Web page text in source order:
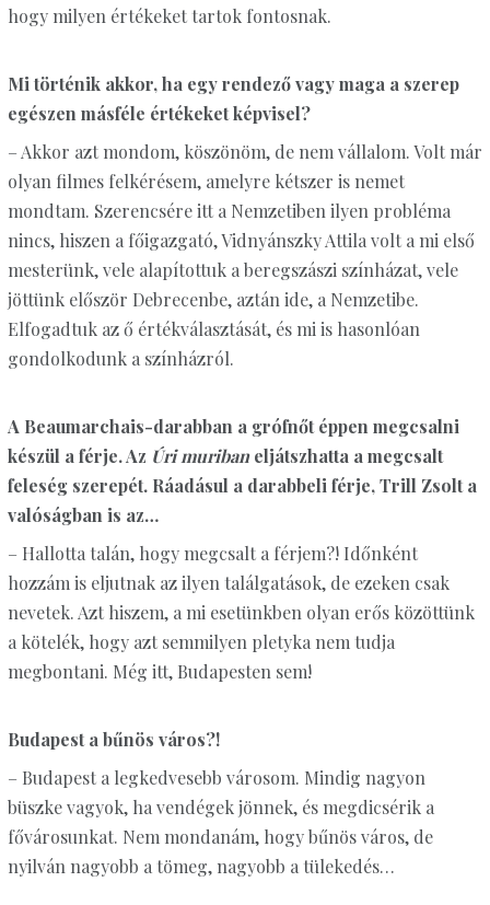
hogy milyen értékeket tartok fontosnak.
Mi történik akkor, ha egy rendező vagy maga a szerep
egészen másféle értékeket képvisel?
– Akkor azt mondom, köszönöm, de nem vállalom. Volt már
olyan filmes felkérésem, amelyre kétszer is nemet
mondtam. Szerencsére itt a Nemzetiben ilyen probléma
nincs, hiszen a főigazgató, Vidnyánszky Attila volt a mi első
mesterünk, vele alapítottuk a beregszászi színházat, vele
jöttünk először Debrecenbe, aztán ide, a Nemzetibe.
Elfogadtuk az ő értékválasztását, és mi is hasonlóan
gondolkodunk a színházról.
A Beaumarchais-darabban a grófnőt éppen megcsalni
készül a férje. Az Úri muribaneljátszhatta a megcsalt
feleség szerepét. Ráadásul a darabbeli férje, Trill Zsolt a
valóságban is az…
– Hallotta talán, hogy megcsalt a férjem?! Időnként
hozzám is eljutnak az ilyen találgatások, de ezeken csak
nevetek. Azt hiszem, a mi esetünkben olyan erős közöttünk
a kötelék, hogy azt semmilyen pletyka nem tudja
megbontani. Még itt, Budapesten sem!
Budapest a bűnös város?!
– Budapest a legkedvesebb városom. Mindig nagyon
büszke vagyok, ha vendégek jönnek, és megdicsérik a
fővárosunkat. Nem mondanám, hogy bűnös város, de
nyilván nagyobb a tömeg, nagyobb a tülekedés…